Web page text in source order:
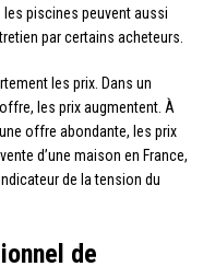
piscines peuvent aussi
par certains acheteurs.
les prix. Dans un
les prix augmentent. À
offre abondante, les prix
d’une maison en France,
de la tension du
de